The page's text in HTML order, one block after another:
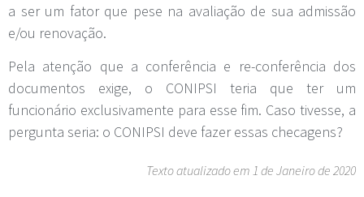
a ser um fator que pese na avaliação de sua admissão
e/ou renovação.
Pela atenção que a conferência e re-conferência dos
documentos exige, o CONIPSI teria que ter um
funcionário exclusivamente para esse fim. Caso tivesse, a
pergunta seria: o CONIPSI deve fazer essas checagens?
Texto atualizado em 1 de Janeiro de 2020